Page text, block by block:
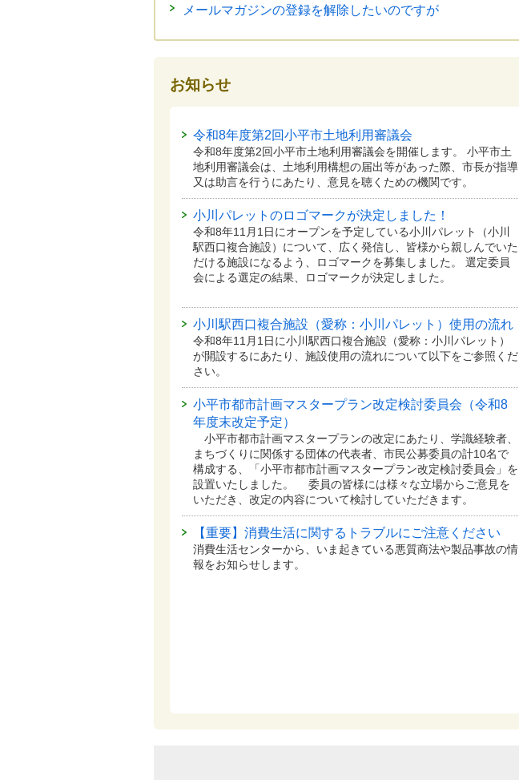
メールマガジンの登録を解除したいのですが
お知らせ
令和8年度第2回小平市土地利用審議会
令和8年度第2回小平市土地利用審議会を開催します。 小平市土
地利用審議会は、土地利用構想の届出等があった際、市長が指導
又は助言を行うにあたり、意見を聴くための機関です。
小川パレットのロゴマークが決定しました！
令和8年11月1日にオープンを予定している⼩川パレット（小川
駅西口複合施設）について、広く発信し、皆様から親しんでいた
だける施設になるよう、ロゴマークを募集しました。 選定委員
会による選定の結果、ロゴマークが決定しました。
小川駅西口複合施設（愛称：小川パレット）使用の流れ
令和8年11月1日に小川駅西口複合施設（愛称：小川パレット）
が開設するにあたり、施設使用の流れについて以下をご参照くだ
さい。
小平市都市計画マスタープラン改定検討委員会（令和8
年度末改定予定）
小平市都市計画マスタープランの改定にあたり、学識経験者、
まちづくりに関係する団体の代表者、市民公募委員の計10名で
構成する、「小平市都市計画マスタープラン改定検討委員会」を
設置いたしました。 委員の皆様には様々な立場からご意見を
いただき、改定の内容について検討していただきます。
【重要】消費生活に関するトラブルにご注意ください
消費生活センターから、いま起きている悪質商法や製品事故の情
報をお知らせします。